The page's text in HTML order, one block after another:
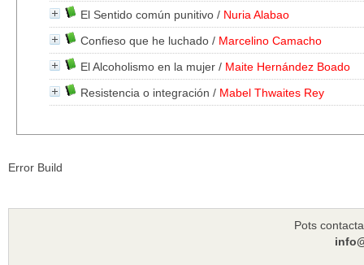
El Sentido común punitivo / Nuria Alabao
Confieso que he luchado / Marcelino Camacho
El Alcoholismo en la mujer / Maite Hernández Boado
Resistencia o integración / Mabel Thwaites Rey
Error Build
Pots